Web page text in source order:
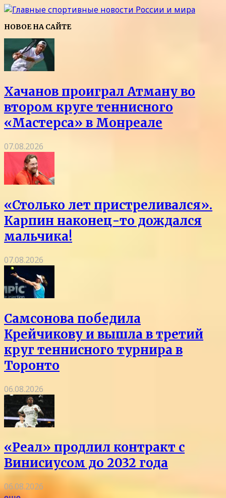
НОВОЕ НА САЙТЕ
Хачанов проиграл Атману во
втором круге теннисного
«Мастерса» в Монреале
07.08.2026
«Столько лет пристреливался».
Карпин наконец-то дождался
мальчика!
07.08.2026
Самсонова победила
Крейчикову и вышла в третий
круг теннисного турнира в
Торонто
06.08.2026
«Реал» продлил контракт с
Винисиусом до 2032 года
06.08.2026